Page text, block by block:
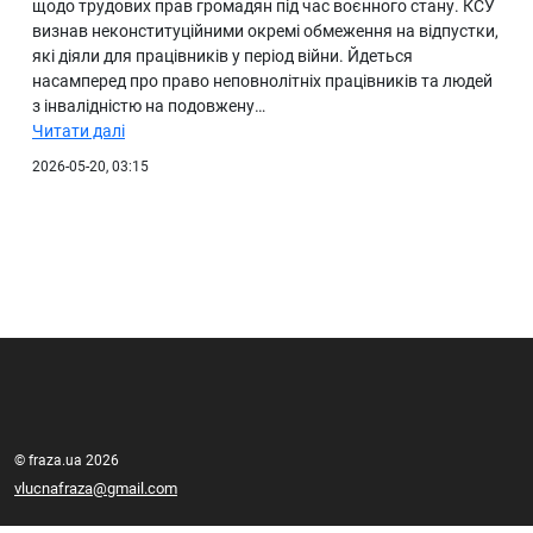
щодо трудових прав громадян під час воєнного стану. КСУ
визнав неконституційними окремі обмеження на відпустки,
які діяли для працівників у період війни. Йдеться
насамперед про право неповнолітніх працівників та людей
з інвалідністю на подовжену…
Читати далі
2026-05-20, 03:15
© fraza.ua 2026
vlucnafraza@gmail.com